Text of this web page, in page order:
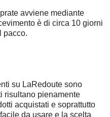
avviene mediante
è di circa 10 giorni
pacco.
su LaRedoute sono
risultano pienamente
acquistati e soprattutto
da usare e la scelta